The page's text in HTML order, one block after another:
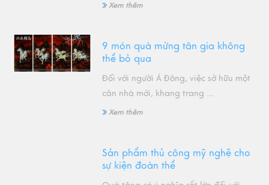
Xem thêm
9 món quà mừng tân gia không
thể bỏ qua
Đối với người Á Đông, việc sở hữu một
căn nhà mới, khang trang ...
Xem thêm
Sản phẩm thủ công mỹ nghệ cho
sự kiện đoàn thể